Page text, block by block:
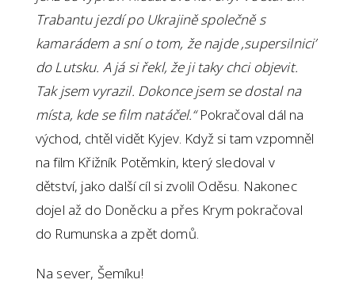
Trabantu jezdí po Ukrajině společně s
kamarádem a sní o tom, že najde ,supersilnici’
do Lutsku. A já si řekl, že ji taky chci objevit.
Tak jsem vyrazil. Dokonce jsem se dostal na
místa, kde se film natáčel.“Pokračoval dál na
východ, chtěl vidět Kyjev. Když si tam vzpomněl
na film Křižník Potěmkin, který sledoval v
dětství, jako další cíl si zvolil Oděsu. Nakonec
dojel až do Doněcku a přes Krym pokračoval
do Rumunska a zpět domů.
Na sever, Šemíku!